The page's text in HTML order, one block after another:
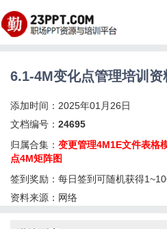
6.1-4M变化点管理培训
添加时间：2025年01月26日
文档编号： 24695
归属合集： 变更管理4M1E文件表格
点4M矩阵图
签到奖励：每日签到可随机获得
资料来源：网络